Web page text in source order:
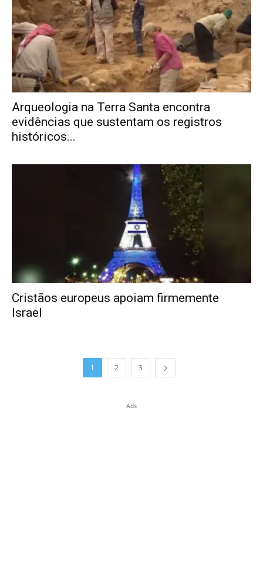
Arqueologia na Terra Santa encontra
evidências que sustentam os registros
históricos...
Cristãos europeus apoiam firmemente
Israel
1 2 3
Ads